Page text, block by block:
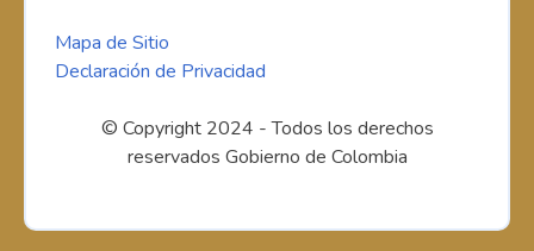
Mapa de Sitio
Declaración de Privacidad
© Copyright 2024 - Todos los derechos
reservados Gobierno de Colombia